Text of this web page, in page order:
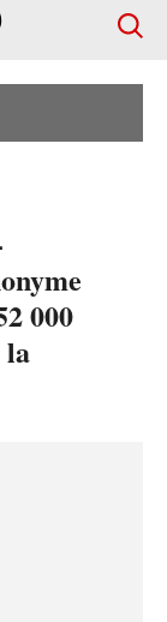
000
la